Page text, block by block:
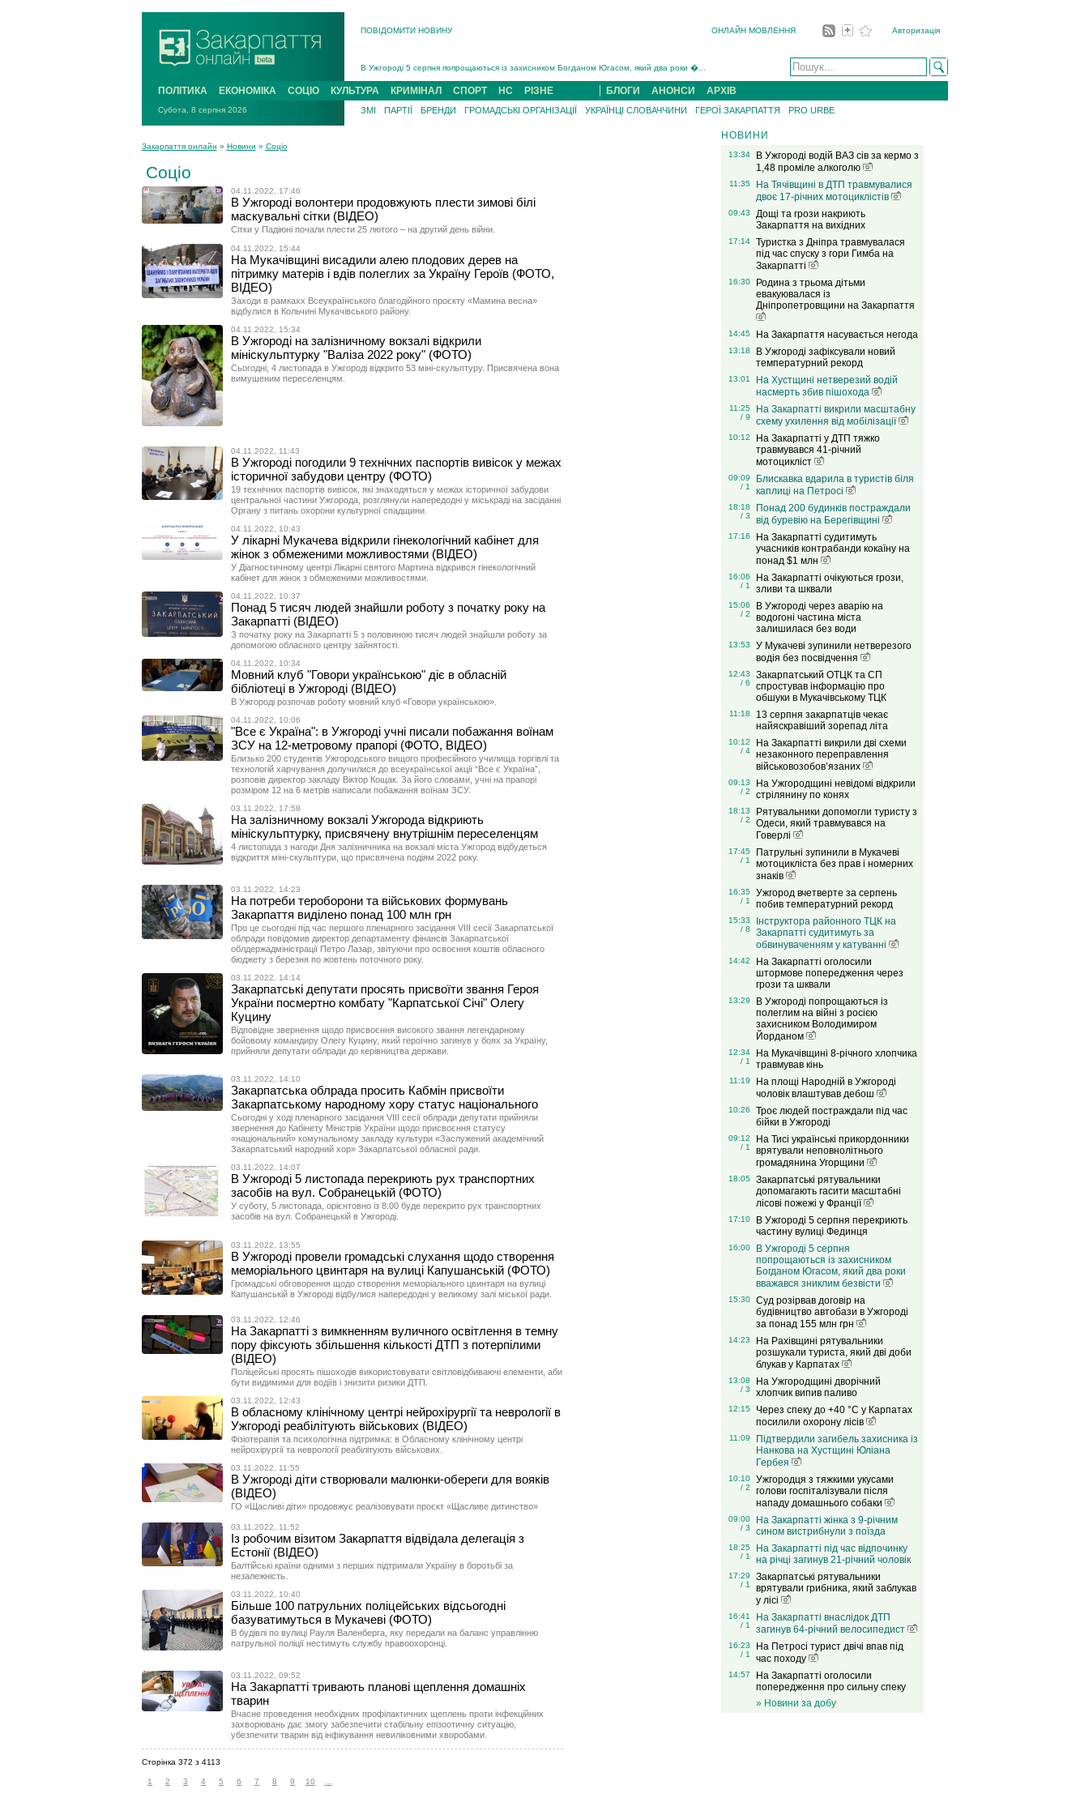
ПОВІДОМИТИ НОВИНУ ОНЛАЙН МОВЛЕННЯ Авторизація
Інструктора районного ТЦК на Закарпатті судитимуть за обвинуваченням у катув...
В Ужгороді 5 серпня попрощаються із захисником Богданом Югасом, який два роки �...
Підтвердили загибель захисника із Нанкова на Хустщині Юліана Гербея (ФОТО)[/gree...
На війні з рф поліг військовий з Виноградова Ігнат Роздяловський (ФОТО)...
На Хустщині внаслідок ДТП за участі трьох авто постраждали 13 людей (ФОТО)...
ПОЛІТИКА ЕКОНОМІКА СОЦІО КУЛЬТУРА КРИМІНАЛ СПОРТ НС РІЗНЕ БЛОГИ АНОНСИ АРХІВ
Субота, 8 серпня 2026 ЗМІ ПАРТІЇ БРЕНДИ ГРОМАДСЬКІ ОРГАНІЗАЦІЇ УКРАЇНЦІ СЛОВАЧЧИНИ ГЕРОЇ ЗАКАРПАТТЯ PRO URBE
Закарпаття онлайн » Новини » Соціо
Соціо
04.11.2022, 17:46
В Ужгороді волонтери продовжують плести зимові білі
маскувальні сітки (ВІДЕО)
Сітки у Падіюні почали плести 25 лютого – на другий день війни.
04.11.2022, 15:44
На Мукачівщині висадили алею плодових дерев на
пітримку матерів і вдів полеглих за Україну Героїв (ФОТО,
ВІДЕО)
Заходи в рамкахх Всеукраїнського благодійного проєкту «Мамина весна»
відбулися в Кольчині Мукачівського району.
04.11.2022, 15:34
В Ужгороді на залізничному вокзалі відкрили
мініскульптурку "Валіза 2022 року" (ФОТО)
Сьогодні, 4 листопада в Ужгороді відкрито 53 міні-скульптуру. Присвячена вона
вимушеним переселенцям.
04.11.2022, 11:43
В Ужгороді погодили 9 технічних паспортів вивісок у межах
історичної забудови центру (ФОТО)
19 технічних паспортів вивісок, які знаходяться у межах історичної забудови
центральної частини Ужгорода, розглянули напередодні у міськраді на засіданні
Органу з питань охорони культурної спадщини.
04.11.2022, 10:43
У лікарні Мукачева відкрили гінекологічний кабінет для
жінок з обмеженими можливостями (ВІДЕО)
У Діагностичному центрі Лікарні святого Мартина відкрився гінекологічний
кабінет для жінок з обмеженими можливостями.
04.11.2022, 10:37
Понад 5 тисяч людей знайшли роботу з початку року на
Закарпатті (ВІДЕО)
З початку року на Закарпатті 5 з половиною тисяч людей знайшли роботу за
допомогою обласного центру зайнятості.
04.11.2022, 10:34
Мовний клуб "Говори українською" діє в обласній
бібліотеці в Ужгороді (ВІДЕО)
В Ужгороді розпочав роботу мовний клуб «Говори українською».
04.11.2022, 10:06
"Все є Україна": в Ужгороді учні писали побажання воїнам
ЗСУ на 12-метровому прапорі (ФОТО, ВІДЕО)
Близько 200 студентів Ужгородського вищого професійного училища торгівлі та
технологій харчування долучилися до всеукраїнської акції “Все є Україна”,
розповів директор закладу Віктор Кощак. За його словами, учні на прапорі
розміром 12 на 6 метрів написали побажання воїнам ЗСУ.
03.11.2022, 17:58
На залізничному вокзалі Ужгорода відкриють
мініскульптурку, присвячену внутрішнім переселенцям
4 листопада з нагоди Дня залізничника на вокзалі міста Ужгород відбудеться
відкриття міні-скульптури, що присвячена подіям 2022 року.
03.11.2022, 14:23
На потреби тероборони та військових формувань
Закарпаття виділено понад 100 млн грн
Про це сьогодні під час першого пленарного засідання VІІІ сесії Закарпатської
облради повідомив директор департаменту фінансів Закарпатської
облдержадміністрації Петро Лазар, звітуючи про освоєння коштів обласного
бюджету з березня по жовтень поточного року.
03.11.2022, 14:14
Закарпатські депутати просять присвоїти звання Героя
України посмертно комбату "Карпатської Січі" Олегу
Куцину
Відповідне звернення щодо присвоєння високого звання легендарному
бойовому командиру Олегу Куцину, який героїчно загинув у боях за Україну,
прийняли депутати облради до керівництва держави.
03.11.2022, 14:10
Закарпатська облрада просить Кабмін присвоїти
Закарпатському народному хору статус національного
Сьогодні у ході пленарного засідання VIII сесії облради депутати прийняли
звернення до Кабінету Міністрів України щодо присвоєння статусу
«національний» комунальному закладу культури «Заслужений академічний
Закарпатський народний хор» Закарпатської обласної ради.
03.11.2022, 14:07
В Ужгороді 5 листопада перекриють рух транспортних
засобів на вул. Собранецькій (ФОТО)
У суботу, 5 листопада, орієнтовно із 8:00 буде перекрито рух транспортних
засобів на вул. Собранецькій в Ужгороді.
03.11.2022, 13:55
В Ужгороді провели громадські слухання щодо створення
меморіального цвинтаря на вулиці Капушанській (ФОТО)
Громадські обговорення щодо створення меморіального цвинтаря на вулиці
Капушанській в Ужгороді відбулися напередодні у великому залі міської ради.
03.11.2022, 12:46
На Закарпатті з вимкненням вуличного освітлення в темну
пору фіксують збільшення кількості ДТП з потерпілими
(ВІДЕО)
Поліцейські просять пішоходів використовувати світловідбиваючі елементи, аби
бути видимими для водіїв і знизити ризики ДТП.
03.11.2022, 12:43
В обласному клінічному центрі нейрохірургії та неврології в
Ужгороді реабілітують військових (ВІДЕО)
Фізіотерапія та психологічна підтримка: в Обласному клінічному центрі
нейрохірургії та неврології реабілітують військових.
03.11.2022, 11:55
В Ужгороді діти створювали малюнки-обереги для вояків
(ВІДЕО)
ГО «Щасливі діти» продовжує реалізовувати проєкт «Щасливе дитинство»
03.11.2022, 11:52
Із робочим візитом Закарпаття відвідала делегація з
Естонії (ВІДЕО)
Балтійські країни одними з перших підтримали Україну в боротьбі за
незалежність.
03.11.2022, 10:40
Більше 100 патрульних поліцейських відсьогодні
базуватимуться в Мукачеві (ФОТО)
В будівлі по вулиці Рауля Валенберга, яку передали на баланс управлінню
патрульної поліції нестимуть службу правоохоронці.
03.11.2022, 09:52
На Закарпатті тривають планові щеплення домашніх
тварин
Вчасне проведення необхідних профілактичних щеплень проти інфекційних
захворювань дає змогу забезпечити стабільну епізоотичну ситуацію,
убезпечити тварин від інфікування невиліковними хворобами.
Сторінка 372 з 4113
1 2 3 4 5 6 7 8 9 10
НОВИНИ
13:34
В Ужгороді водій ВАЗ сів за кермо з
1,48 проміле алкоголю
11:35
На Тячівщині в ДТП травмувалися
двоє 17-річних мотоциклістів
09:43
Дощі та грози накриють
Закарпаття на вихідних
17:14
Туристка з Дніпра травмувалася
під час спуску з гори Гимба на
Закарпатті
16:30
Родина з трьома дітьми
евакуювалася із
Дніпропетровщини на Закарпаття
14:45 На Закарпаття насувається негода
13:18
В Ужгороді зафіксували новий
температурний рекорд
13:01
На Хустщині нетверезий водій
насмерть збив пішохода
11:25
/ 9
На Закарпатті викрили масштабну
схему ухилення від мобілізації
10:12
На Закарпатті у ДТП тяжко
травмувався 41-річний
мотоцикліст
09:09
/ 1
Блискавка вдарила в туристів біля
каплиці на Петросі
18:18
/ 3
Понад 200 будинків постраждали
від буревію на Берегівщині
17:16
На Закарпатті судитимуть
учасників контрабанди кокаїну на
понад $1 млн
16:06
/ 1
На Закарпатті очікуються грози,
зливи та шквали
15:06
/ 2
В Ужгороді через аварію на
водогоні частина міста
залишилася без води
13:53
У Мукачеві зупинили нетверезого
водія без посвідчення
12:43
/ 6
Закарпатський ОТЦК та СП
спростував інформацію про
обшуки в Мукачівському ТЦК
11:18
13 серпня закарпатців чекає
найяскравіший зорепад літа
10:12
/ 4
На Закарпатті викрили дві схеми
незаконного переправлення
військовозобов’язаних
09:13
/ 2
На Ужгородщині невідомі відкрили
стрілянину по конях
18:13
/ 2
Рятувальники допомогли туристу з
Одеси, який травмувався на
Говерлі
17:45
/ 1
Патрульні зупинили в Мукачеві
мотоцикліста без прав і номерних
знаків
16:35
/ 1
Ужгород вчетверте за серпень
побив температурний рекорд
15:33
/ 8
Інструктора районного ТЦК на
Закарпатті судитимуть за
обвинуваченням у катуванні
14:42
На Закарпатті оголосили
штормове попередження через
грози та шквали
13:29
В Ужгороді попрощаються із
полеглим на війні з росією
захисником Володимиром
Йорданом
12:34
/ 1
На Мукачівщині 8-річного хлопчика
травмував кінь
11:19
На площі Народній в Ужгороді
чоловік влаштував дебош
10:26
Троє людей постраждали під час
бійки в Ужгороді
09:12
/ 1
На Тисі українські прикордонники
врятували неповнолітнього
громадянина Угорщини
18:05
Закарпатські рятувальники
допомагають гасити масштабні
лісові пожежі у Франції
17:10
В Ужгороді 5 серпня перекриють
частину вулиці Фединця
16:00
В Ужгороді 5 серпня
попрощаються із захисником
Богданом Югасом, який два роки
вважався зниклим безвісти
15:30
Суд розірвав договір на
будівництво автобази в Ужгороді
за понад 155 млн грн
14:23
На Рахівщині рятувальники
розшукали туриста, який дві доби
блукав у Карпатах
13:08
/ 3
На Ужгородщині дворічний
хлопчик випив паливо
12:15
Через спеку до +40 °C у Карпатах
посилили охорону лісів
11:09
Підтвердили загибель захисника із
Нанкова на Хустщині Юліана
Гербея
10:10
/ 2
Ужгородця з тяжкими укусами
голови госпіталізували після
нападу домашнього собаки
09:00
/ 3
На Закарпатті жінка з 9-річним
сином вистрибнули з поїзда
18:25
/ 1
На Закарпатті під час відпочинку
на річці загинув 21-річний чоловік
17:29
/ 1
Закарпатські рятувальники
врятували грибника, який заблукав
у лісі
16:41
/ 1
На Закарпатті внаслідок ДТП
загинув 64-річний велосипедист
16:23
/ 1
На Петросі турист двічі впав під
час походу
14:57
На Закарпатті оголосили
попередження про сильну спеку
» Новини за добу